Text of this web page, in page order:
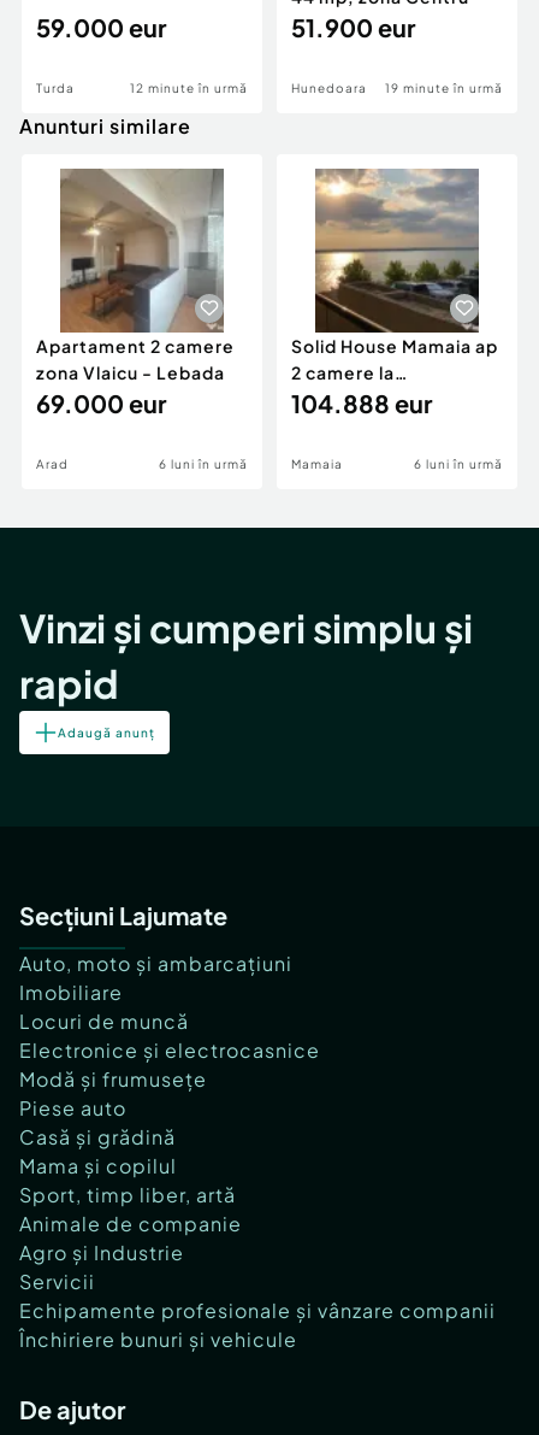
59.000 eur
Turda 12 minute în urmă
51.900 eur
Hunedoara 19 minute în urmă
Anunturi similare
Apartament 2 camere
zona Vlaicu - Lebada
69.000 eur
Arad 6 luni în urmă
Solid House Mamaia ap
2 camere la
cheie,langa Mega
104.888 eur
Mamaia 6 luni în urmă
Vinzi și cumperi simplu și
rapid
Adaugă anunț
Secțiuni Lajumate
Auto, moto și ambarcațiuni
Imobiliare
Locuri de muncă
Electronice și electrocasnice
Modă și frumusețe
Piese auto
Casă și grădină
Mama și copilul
Sport, timp liber, artă
Animale de companie
Agro și Industrie
Servicii
Echipamente profesionale și vânzare companii
Închiriere bunuri și vehicule
De ajutor